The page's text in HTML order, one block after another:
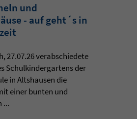
und
- auf geht´s in
27.07.26 verabschiedete
Schulkindergartens der
in Altshausen die
einer bunten und
...